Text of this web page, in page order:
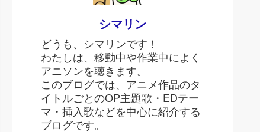
シマリン
どうも、シマリンです！
わたしは、移動中や作業中によく
アニソンを聴きます。
このブログでは、アニメ作品のタ
イトルごとのOP主題歌・EDテー
マ・挿入歌などを中心に紹介する
ブログです。